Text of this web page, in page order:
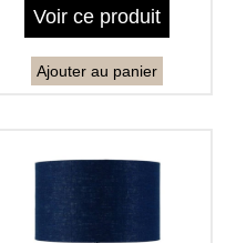
Voir ce produit
Ajouter au panier